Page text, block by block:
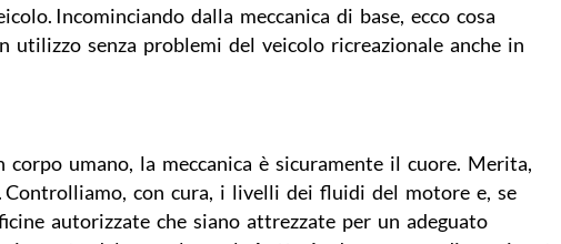
Incominciando dalla meccanica di base, ecco cosa
utilizzo senza problemi del veicolo ricreazionale anche in
umano, la meccanica è sicuramente il cuore. Merita,
con cura, i livelli dei fluidi del motore e, se
autorizzate che siano attrezzate per un adeguato